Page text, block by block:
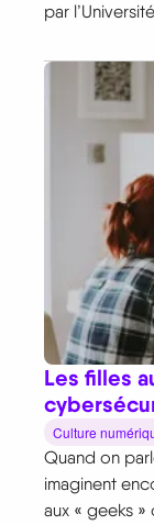
par
Les filles
Culture
Quand on
imaginent
aux « geeks »